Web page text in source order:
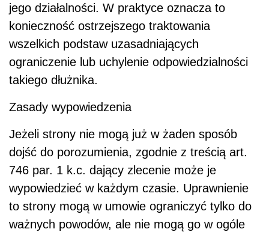
jego działalności. W praktyce oznacza to
konieczność ostrzejszego traktowania
wszelkich podstaw uzasadniających
ograniczenie lub uchylenie odpowiedzialności
takiego dłużnika.
Zasady wypowiedzenia
Jeżeli strony nie mogą już w żaden sposób
dojść do porozumienia, zgodnie z treścią art.
746 par. 1 k.c. dający zlecenie może je
wypowiedzieć w każdym czasie. Uprawnienie
to strony mogą w umowie ograniczyć tylko do
ważnych powodów, ale nie mogą go w ogóle